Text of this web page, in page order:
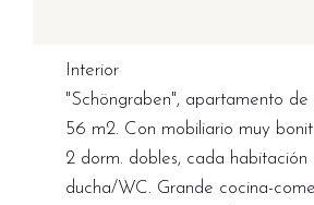
Interior
"Schöngraben", apartamento de
56 m2. Con mobiliario muy
2 dorm. dobles, cada habitación
ducha/WC. Grande cocina-